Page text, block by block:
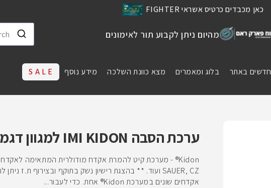
כאן מכבדים כרטיס אשראי FIGHTER
מהיום ניתן לקבוע תור לאימונים
חדשים באתר בלוג ומאמרים מצא כוונת השלכה מידע נוסף S A L E
ערכת הסבה IMI KIDON למגוון דגמים
אקדחים שונים במערכת Kidon® אחת. כדי לעבור...